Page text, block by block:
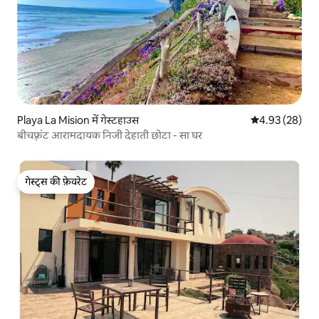
Playa La Mision में गेस्टहाउस औसत रेटिंग 5 में
4.93 (28)
बीचफ़्रंट आरामदायक निजी देहाती छोटा - सा घर
गेस्ट्स की फ़ेवरेट
गेस्ट्स की फ़ेवरेट